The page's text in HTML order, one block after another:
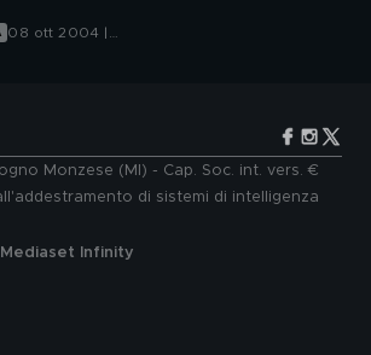
08 ott 2004 |
Monzese (MI) - Cap. Soc. int. vers. €
di sistemi di intelligenza
Infinity